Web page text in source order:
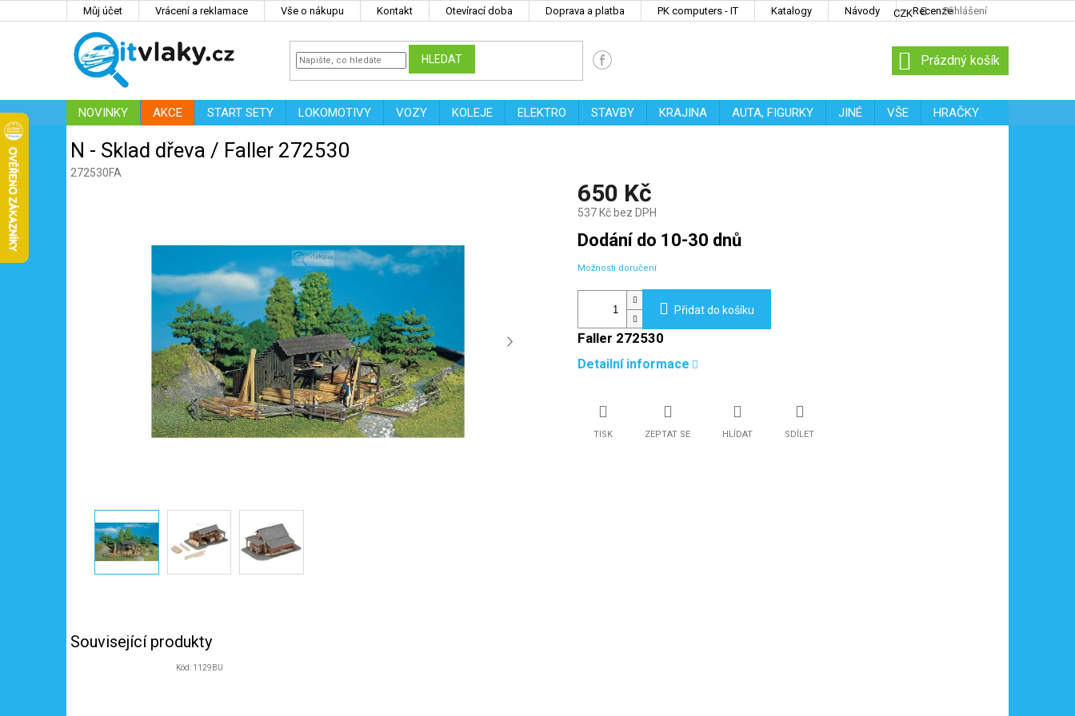
Můj účet Vrácení a reklamace Vše o nákupu Kontakt Otevírací doba Doprava a platba PK computers - IT Katalogy Návody Recenze
CZK Přihlášení
HLEDAT
NÁKUPNÍ
KOŠÍK
Prázdný košík
NOVINKY AKCE START SETY LOKOMOTIVY VOZY KOLEJE ELEKTRO STAVBY KRAJINA AUTA, FIGURKY JINÉ VŠE
HRAČKY
N - Sklad dřeva / Faller 272530
272530FA
650 Kč
537 Kč bez DPH
Měrná
cena:
Dodání do 10-30 dnů
Možnosti doručení
Přidat do košíku
Faller 272530
Detailní informace
TISK ZEPTAT SE HLÍDAT SDÍLET
Související produkty
Kód: 1129BU